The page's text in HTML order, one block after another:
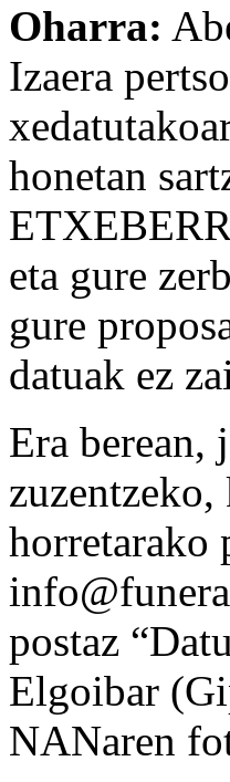
Oharra:
Izaera
honetan
eta gure
gure
datuak ez
Era berean,
zuzentzeko,
horretarako
postaz
Elgoibar
NANaren